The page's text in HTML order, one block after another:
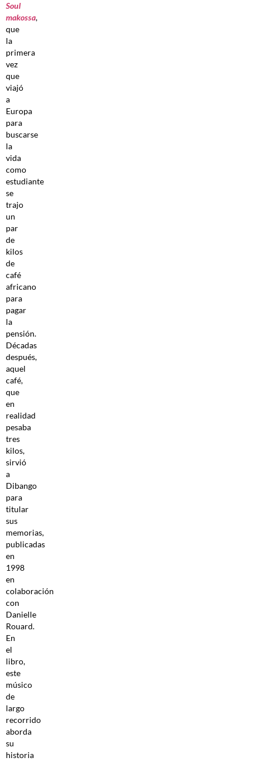
Soul
makossa,
que
la
primera
vez
que
viajó
a
Europa
para
buscarse
la
vida
como
estudiante
se
trajo
un
par
de
kilos
de
café
africano
para
pagar
la
pensión.
Décadas
después,
aquel
café,
que
en
realidad
pesaba
tres
kilos,
sirvió
a
Dibango
para
titular
sus
memorias,
publicadas
en
1998
en
colaboración
con
Danielle
Rouard.
En
el
libro,
este
músico
de
largo
recorrido
aborda
su
historia